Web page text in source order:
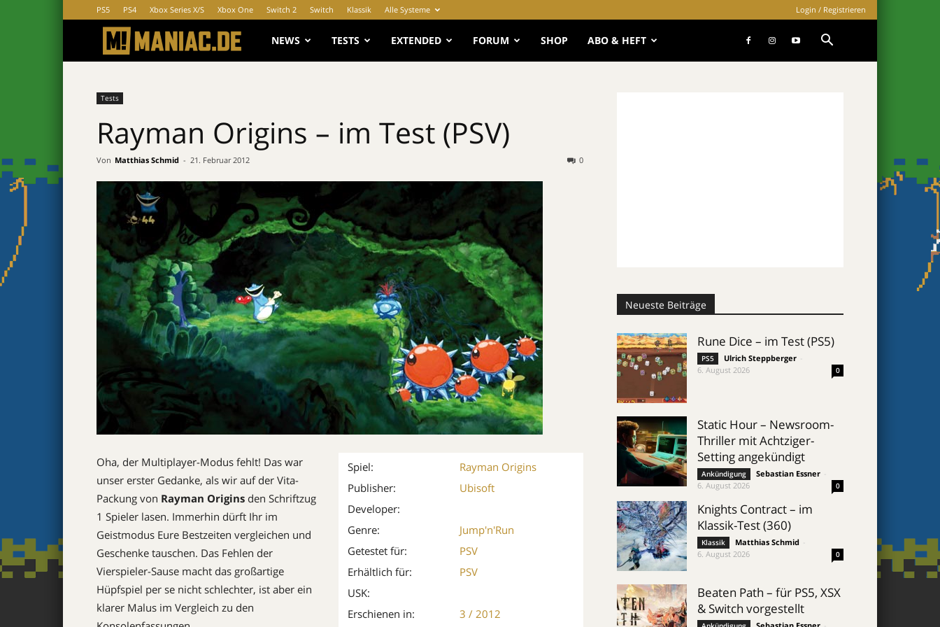
PS5 PS4 Xbox Series X/S Xbox One Switch 2 Switch Klassik Alle Systeme Login / Registrieren
MANIAC.de
NEWS TESTS EXTENDED FORUM SHOP ABO & HEFT
Tests
Rayman Origins – im Test (PSV)
Von Matthias Schmid - 21. Februar 2012 0
Spiel:
Rayman Origins
Publisher:
Ubisoft
Developer:
Genre:
Jump'n'Run
Getestet für:
PSV
Erhältlich für:
PSV
USK:
Erschienen in:
3 / 2012
Oha, der Multiplayer-Modus fehlt! Das war
unser erster Gedanke, als wir auf der Vita-
Packung von Rayman Origins den Schriftzug
1 Spieler lasen. Immerhin dürft Ihr im
Geistmodus Eure Bestzeiten vergleichen und
Geschenke tauschen. Das Fehlen der
Vierspieler-Sause macht das großartige
Hüpfspiel per se nicht schlechter, ist aber ein
klarer Malus im Vergleich zu den
Neueste Beiträge
Rune Dice – im Test (PS5)
PS5 Ulrich Steppberger
6. August 2026
0
Static Hour – Newsroom-
Thriller mit Achtziger-
Setting angekündigt
Ankündigung Sebastian Essner
6. August 2026
0
Knights Contract – im
Klassik-Test (360)
Klassik Matthias Schmid
6. August 2026
0
Beaten Path – für PS5, XSX
& Switch vorgestellt